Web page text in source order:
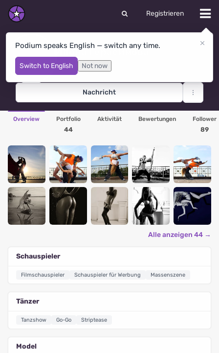
Registrieren
Podium speaks English — switch any time.
Switch to English Not now
Илона Герасимова
Moskau · Russland
Nachricht
Overview Portfolio
44
Aktivität Bewertungen Follower
89
Alle anzeigen 44 →
Schauspieler
Filmschauspieler Schauspieler für Werbung Massenszene
Tänzer
Tanzshow Go-Go Striptease
Model